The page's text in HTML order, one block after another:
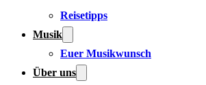
Reisetipps
Musik
Euer Musikwunsch
Über uns